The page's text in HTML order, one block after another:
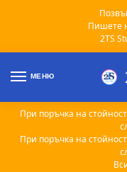
Пишете
2TS
МЕНЮ
При поръчка на
При поръчка на